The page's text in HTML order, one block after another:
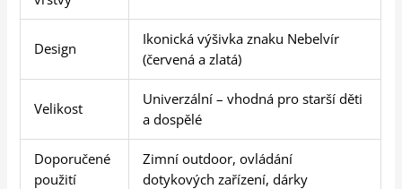
Design
Ikonická výšivka znaku Nebelvír
(červená a zlatá)
Velikost
Univerzální – vhodná pro starší děti
a dospělé
Doporučené
použití
Zimní outdoor, ovládání
dotykových zařízení, dárky